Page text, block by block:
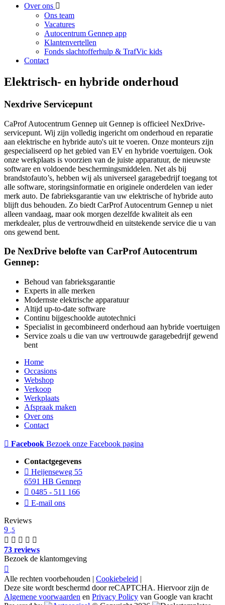
Over ons
Ons team
Vacatures
Autocentrum Gennep app
Klantenvertellen
Fonds slachtofferhulp & TrafVic kids
Contact
Elektrisch- en hybride onderhoud
Nexdrive Servicepunt
CaProf Autocentrum Gennep uit Gennep is officieel NexDrive-
servicepunt. Wij zijn volledig ingericht om onderhoud en reparatie
aan elektrische en hybride auto's uit te voeren. Onze monteurs zijn
gespecialiseerd op het gebied van EV en hybride voertuigen. Ook
onze werkplaats is voorzien van de juiste apparatuur, de nieuwste
software en voldoende beschermingsmiddelen. Net als bij
brandstofauto’s, hebben wij als universeel garagebedrijf toegang tot
alle software, storingsinformatie en originele onderdelen van ieder
merk auto. De fabrieksgarantie van uw elektrische of hybride auto
blijft dus behouden. Zo biedt CarProf Autocentrum Gennep u niet
alleen vandaag, maar ook morgen dezelfde kwaliteit als een
merkdealer, plus de vertrouwdheid en uitstekende service die u van
ons gewend bent.
De NexDrive belofte van CarProf Autocentrum
Gennep:
Behoud van fabrieksgarantie
Experts in alle merken
Modernste elektrische apparatuur
Altijd up-to-date software
Continu bijgeschoolde autotechnici
Specialist in gecombineerd onderhoud aan hybride voertuigen
Service zoals u die van uw vertrouwde garagebedrijf gewend
bent
Home
Occasions
Webshop
Verkoop
Werkplaats
Afspraak maken
Over ons
Contact
Facebook Bezoek onze Facebook pagina
Contactgegevens
Heijenseweg 55
6591 HB Gennep
0485 - 511 166
E-mail ons
Reviews
9 ,5
73 reviews
Bezoek de klantomgeving
Alle rechten voorbehouden | Cookiebeleid |
Deze site wordt beschermd door reCAPTCHA. Hiervoor zijn de
Algemene voorwaarden en Privacy Policy van Google van kracht